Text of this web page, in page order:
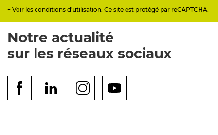
+ Voir les conditions d'utilisation. Ce site est protégé par reCAPTCHA.
Notre actualité
sur les réseaux sociaux